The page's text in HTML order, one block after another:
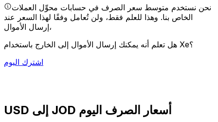
نحن نستخدم متوسط سعر الصرف في حسابات محوِّل العملات
الخاص بنا. وهذا للعلم فقط، ولن تُعامل وفقًا لهذا السعر عند
إرسال الأموال،
هل تعلم أنه يمكنك إرسال الأموال إلى الخارج باستخدام Xe؟
اشترك اليوم
USD إلى JOD أسعار الصرف اليوم